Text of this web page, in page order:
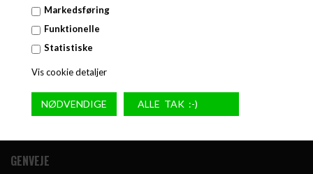
Markedsføring
Funktionelle
Statistiske
Vis cookie detaljer
GENVEJE